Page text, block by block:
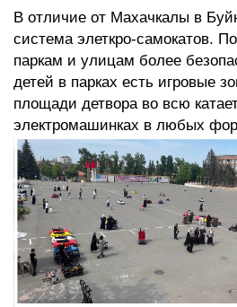
В отличие от Махачкалы в
система элеткро-самокатов.
паркам и улицам более
детей в парках есть игровые
площади детвора во всю
электромашинках в любых